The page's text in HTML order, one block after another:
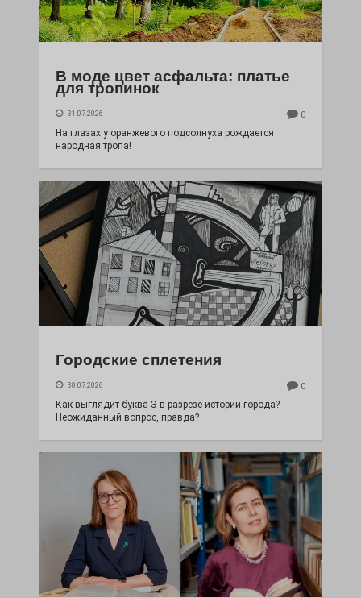
В моде цвет асфальта: платье
для тропинок
31.07.2026 0
На глазах у оранжевого подсолнуха рождается
народная тропа!
Городские сплетения
30.07.2026 0
Как выглядит буква Э в разрезе истории города?
Неожиданный вопрос, правда?